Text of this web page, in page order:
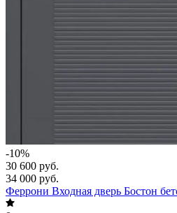
-10%
30 600 руб.
34 000 руб.
Феррони Входная дверь Бостон